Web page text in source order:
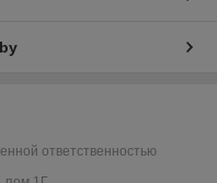
ответственностью